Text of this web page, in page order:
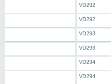
VD292
VD292
VD293
VD293
VD294
VD294